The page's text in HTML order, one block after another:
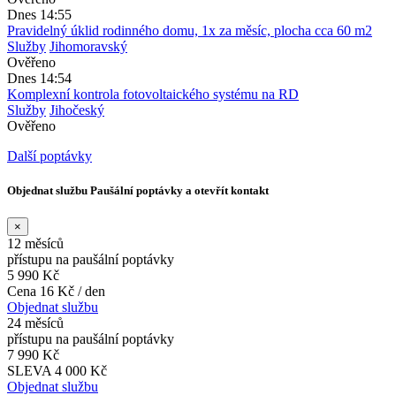
Dnes 14:55
Pravidelný úklid rodinného domu, 1x za měsíc, plocha cca 60 m2
Služby Jihomoravský
Ověřeno
Dnes 14:54
Komplexní kontrola fotovoltaického systému na RD
Služby Jihočeský
Ověřeno
Další poptávky
Objednat službu Paušální poptávky a otevřít kontakt
×
12 měsíců
přístupu na paušální poptávky
5 990 Kč
Cena 16 Kč / den
Objednat službu
24 měsíců
přístupu na paušální poptávky
7 990 Kč
SLEVA 4 000 Kč
Objednat službu